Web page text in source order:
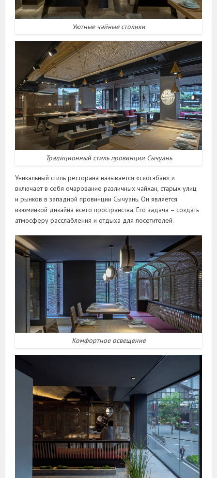
Уютные чайные столики
Традиционный стиль провинции Сычуань
Уникальный стиль ресторана называется «сяогэбан» и
включает в себя очарование различных чайхан, старых улиц
и рынков в западной провинции Сычуань. Он является
изюминкой дизайна всего пространства. Его задача – создать
атмосферу расслабления и отдыха для посетителей.
Комфортное освещение